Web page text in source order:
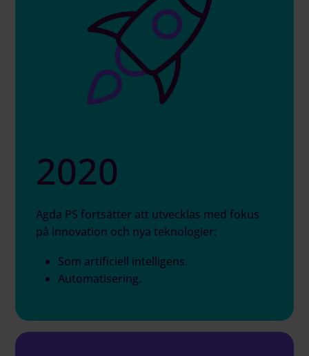
2020
Agda PS fortsätter att utvecklas med fokus
på innovation och nya teknologier:
Som artificiell intelligens.
Automatisering.